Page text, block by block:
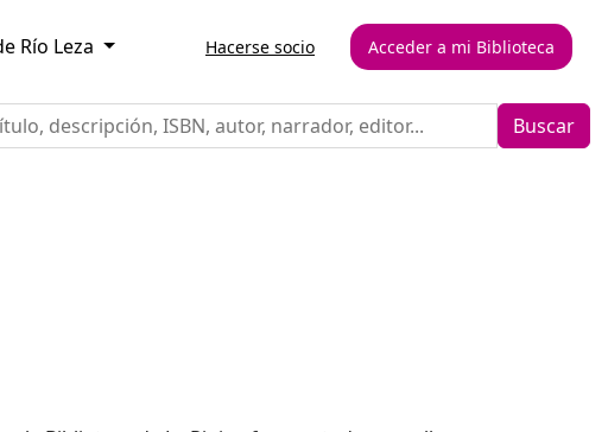
Río Leza Hacerse socio Acceder a mi Biblioteca
Buscar